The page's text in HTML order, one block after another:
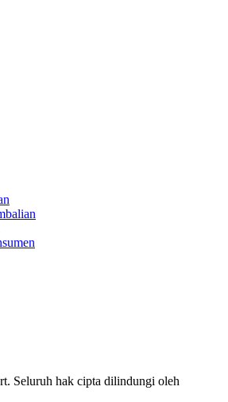
Seluruh hak cipta dilindungi oleh